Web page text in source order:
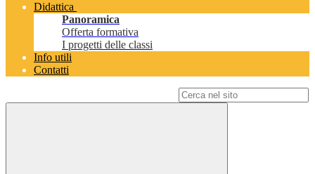
Didattica
Panoramica
Offerta formativa
I progetti delle classi
Info utili
Contatti